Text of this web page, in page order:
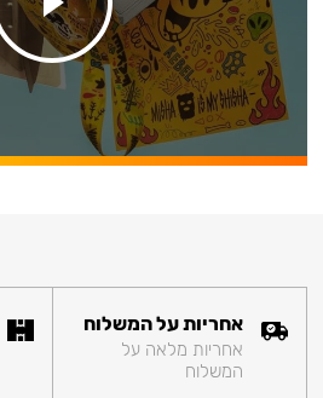
אחריות על המשלוח
אחריות מלאה על
המשלוח